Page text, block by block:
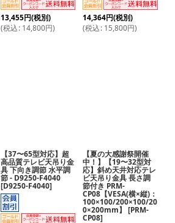
13,455円(税別)
(税込: 14,800円)
14,364円(税別)
(税込: 15,800円)
【37〜65型対応】超
高品質テレビ天吊り金
具 下向き調節 水平調
節 - D9250-F4040
[D9250-F4040]
【夏の大感謝祭開催
中！】【19〜32型対
応】斜め天井対応テレ
ビ天吊り金具 長さ調
節付き PRM-
CP08【VESA(横×縦)：
100×100/200×100/20
0×200mm】
[PRM-
CP08]